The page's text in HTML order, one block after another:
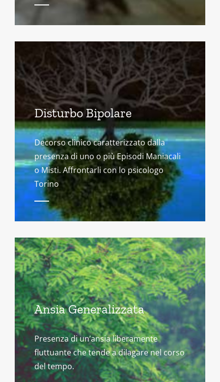
Disturbo Bipolare
Decorso clinico caratterizzato dalla
presenza di uno o più Episodi Maniacali
o Misti. Affrontarli con lo psicologo
Torino
Ansia Generalizzata
Presenza di un’ansia liberamente
fluttuante che tende a dilagare nel corso
del tempo.